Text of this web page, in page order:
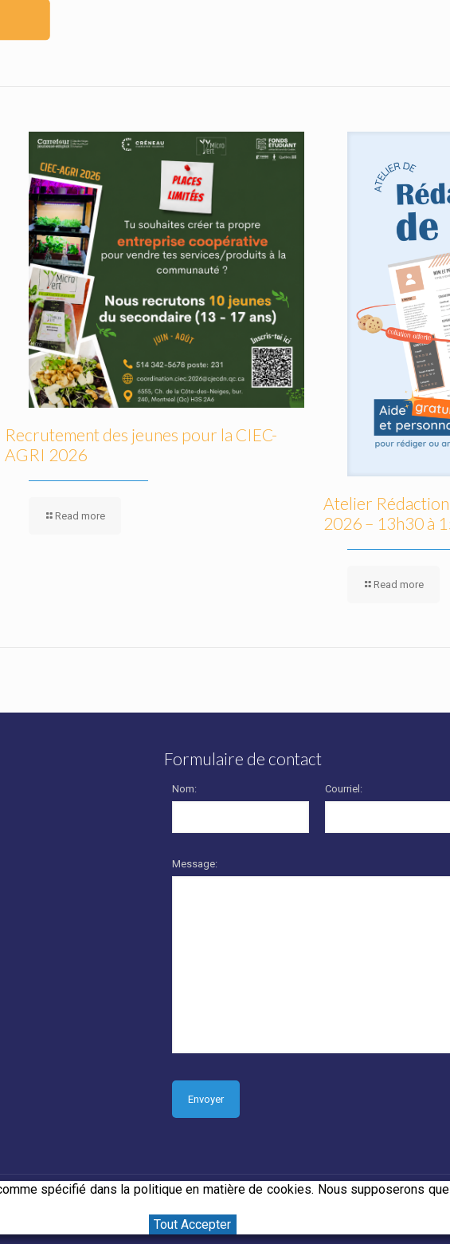
Recrutement des jeunes pour la CIEC-
AGRI 2026
Read more
Atelier
2026 – 13h30 à
Read more
Formulaire de contact
Nom: Courriel:
Message:
spécifié dans la politique en matière de cookies. Nous supposerons
Tout Accepter